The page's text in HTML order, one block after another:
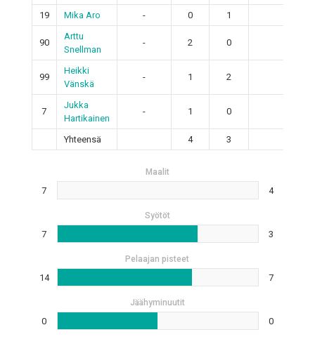
19 Mika Aro - 0 1
90
Arttu
Snellman
- 2 0
99
Heikki
Vänskä
- 1 2
7
Jukka
Hartikainen
- 1 0
Yhteensä 4 3
Maalit
7 4
Syötöt
7 3
Pelaajan pisteet
14 7
Jäähyminuutit
0 0